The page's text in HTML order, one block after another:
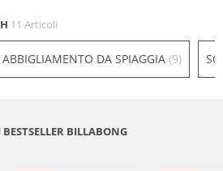
11 Articoli
DA SPIAGGIA (9)
BILLABONG